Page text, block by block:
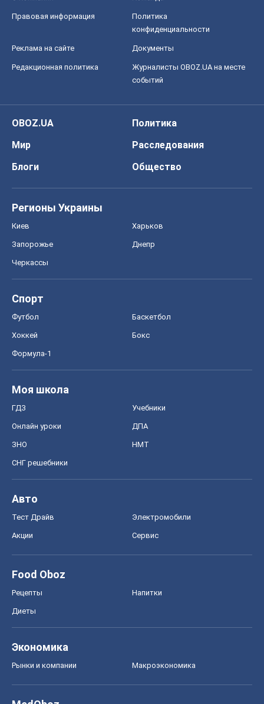
Правовая информация
Политика
конфиденциальности
Реклама на сайте Документы
Редакционная политика
Журналисты OBOZ.UA на месте
событий
OBOZ.UA
Политика
Мир
Расследования
Блоги
Общество
Регионы Украины
Киев Харьков
Запорожье Днепр
Черкассы
Спорт
Футбол Баскетбол
Хоккей Бокс
Формула-1
Моя школа
ГДЗ Учебники
Онлайн уроки ДПА
ЗНО НМТ
СНГ решебники
Авто
Тест Драйв Электромобили
Акции Сервис
Food Oboz
Рецепты Напитки
Диеты
Экономика
Рынки и компании Mакроэкономика